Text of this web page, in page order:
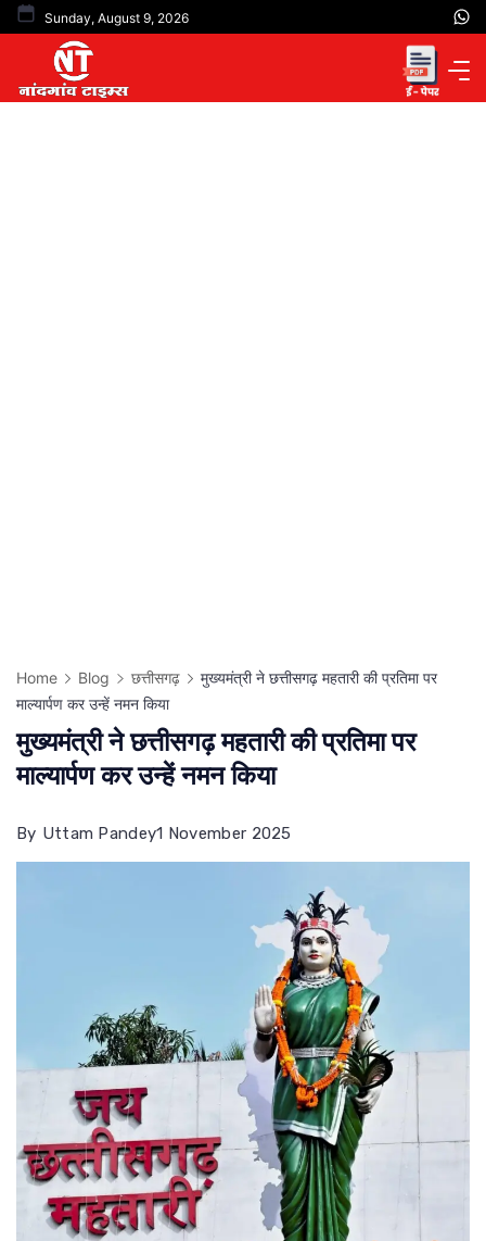
Skip
content
Sunday, August 9, 2026
Home Blog छत्तीसगढ़
मुख्यमंत्री ने छत्तीसगढ़ महतारी की प्रतिमा पर
माल्यार्पण कर उन्हें नमन किया
मुख्यमंत्री ने छत्तीसगढ़ महतारी की प्रतिमा पर
माल्यार्पण कर उन्हें नमन किया
By Uttam Pandey1 November 2025